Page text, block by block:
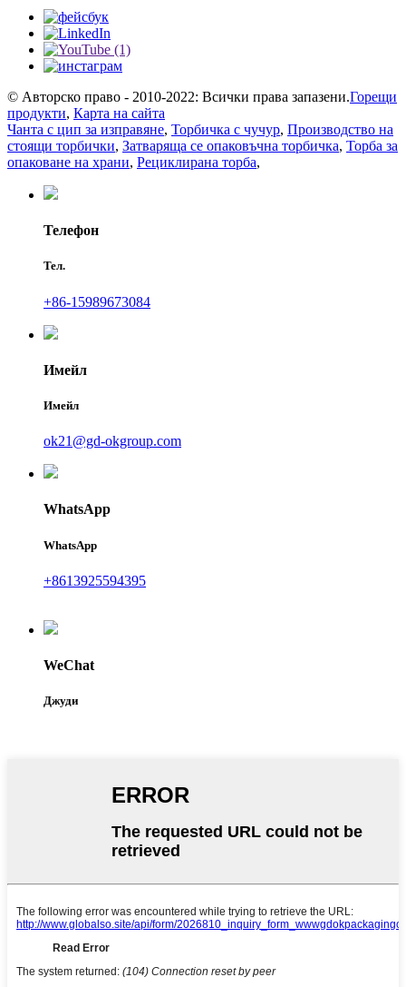
© Авторско право - 2010-2022: Всички права запазени.Горещи
продукти, Карта на сайта
Чанта с цип за изправяне, Торбичка с чучур, Производство на
стоящи торбички, Затваряща се опаковъчна торбичка, Торба за
опаковане на храни, Рециклирана торба,
Телефон
Тел.
+86-15989673084
Имейл
Имейл
ok21@gd-okgroup.com
WhatsApp
WhatsApp
+8613925594395
WeChat
Джуди